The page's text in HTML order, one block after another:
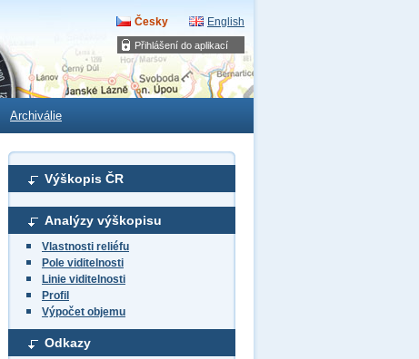
Přihlášení do aplikací
Česky English
Archiválie
Výškopis ČR
Analýzy výškopisu
Vlastnosti reliéfu
Pole viditelnosti
Linie viditelnosti
Profil
Výpočet objemu
Odkazy